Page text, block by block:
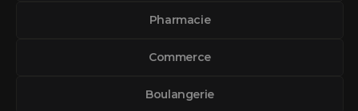
Pharmacie
Commerce
Boulangerie